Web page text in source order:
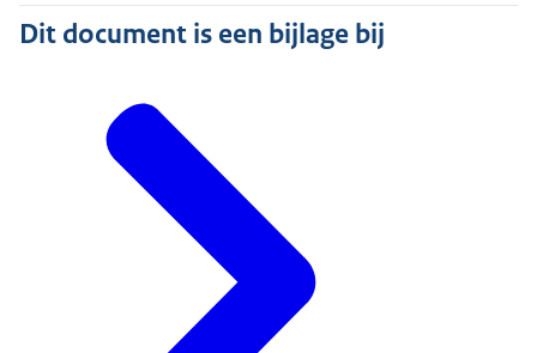
Dit document is een bijlage bij